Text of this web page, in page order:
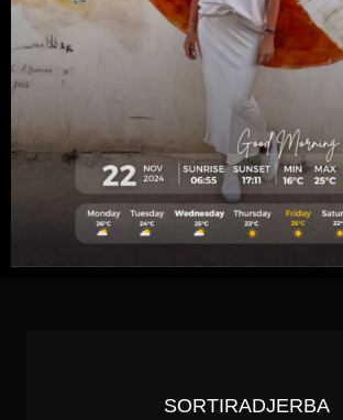
SORTIRADJERBA